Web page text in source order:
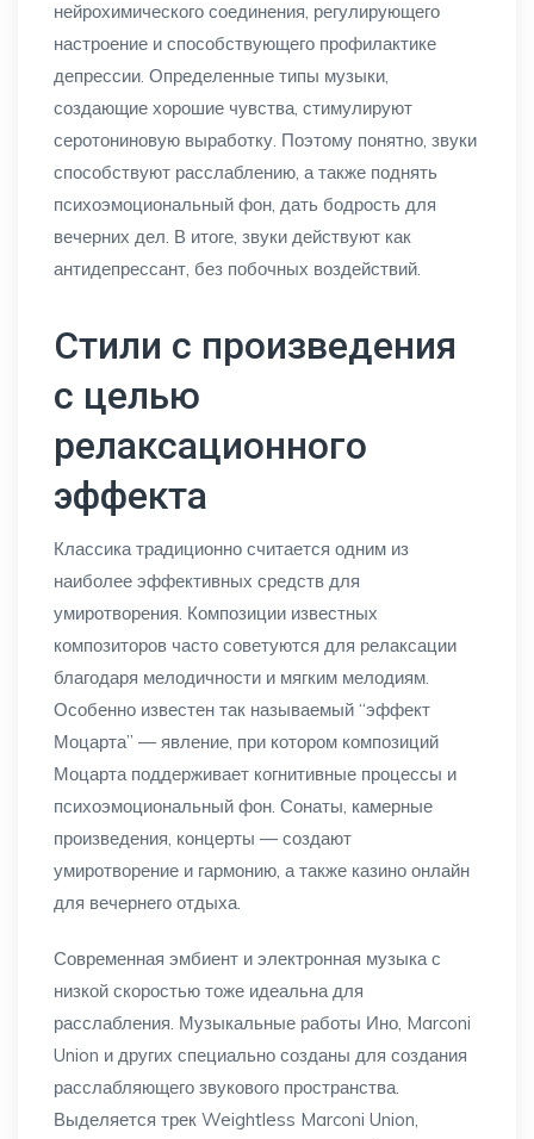
нейрохимического соединения, регулирующего
настроение и способствующего профилактике
депрессии. Определенные типы музыки,
создающие хорошие чувства, стимулируют
серотониновую выработку. Поэтому понятно, звуки
способствуют расслаблению, а также поднять
психоэмоциональный фон, дать бодрость для
вечерних дел. В итоге, звуки действуют как
антидепрессант, без побочных воздействий.
Стили с произведения
с целью
релаксационного
эффекта
Классика традиционно считается одним из
наиболее эффективных средств для
умиротворения. Композиции известных
композиторов часто советуются для релаксации
благодаря мелодичности и мягким мелодиям.
Особенно известен так называемый “эффект
Моцарта” — явление, при котором композиций
Моцарта поддерживает когнитивные процессы и
психоэмоциональный фон. Сонаты, камерные
произведения, концерты — создают
умиротворение и гармонию, а также казино онлайн
для вечернего отдыха.
Современная эмбиент и электронная музыка с
низкой скоростью тоже идеальна для
расслабления. Музыкальные работы Ино, Marconi
Union и других специально созданы для создания
расслабляющего звукового пространства.
Выделяется трек Weightless Marconi Union,